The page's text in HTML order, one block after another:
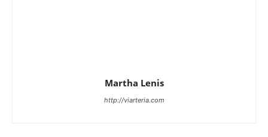
Martha Lenis
http://viarteria.com